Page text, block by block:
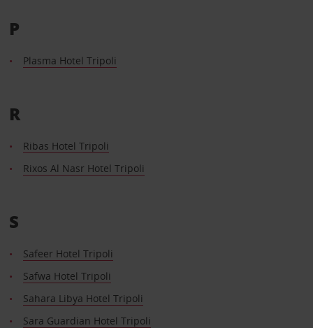
P
Plasma Hotel Tripoli
R
Ribas Hotel Tripoli
Rixos Al Nasr Hotel Tripoli
S
Safeer Hotel Tripoli
Safwa Hotel Tripoli
Sahara Libya Hotel Tripoli
Sara Guardian Hotel Tripoli